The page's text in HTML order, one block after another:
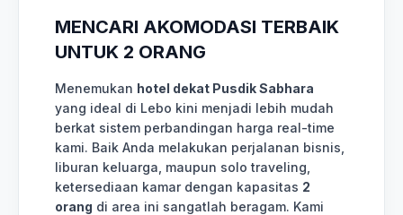
MENCARI AKOMODASI TERBAIK
UNTUK 2 ORANG
Menemukan hotel dekat Pusdik Sabhara
yang ideal di Lebo kini menjadi lebih mudah
berkat sistem perbandingan harga real-time
kami. Baik Anda melakukan perjalanan bisnis,
liburan keluarga, maupun solo traveling,
ketersediaan kamar dengan kapasitas 2
orang di area ini sangatlah beragam. Kami